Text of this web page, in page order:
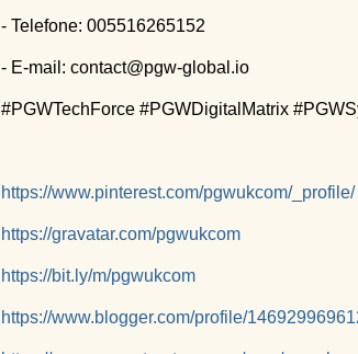
- Telefone: 005516265152
- E-mail: contact@pgw-global.io
#PGWTechForce #PGWDigitalMatrix
https://www.pinterest.com/pgwukcom/_profile/
https://gravatar.com/pgwukcom
https://bit.ly/m/pgwukcom
https://www.blogger.com/profile/